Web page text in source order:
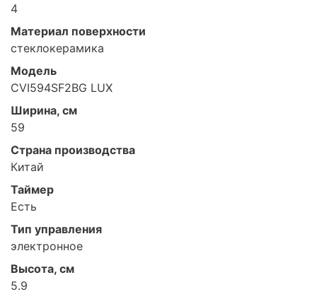
4
Материал поверхности
стеклокерамика
Модель
CVI594SF2BG LUX
Ширина, см
59
Страна производства
Китай
Таймер
Есть
Тип управления
электронное
Высота, см
5.9